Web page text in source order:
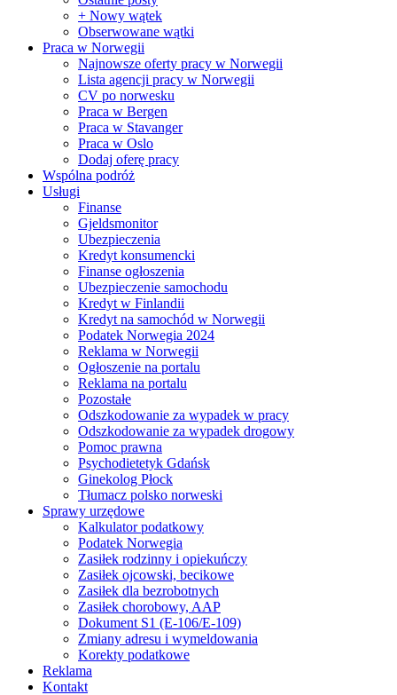
+ Nowy wątek
Obserwowane wątki
Praca w Norwegii
Najnowsze oferty pracy w Norwegii
Lista agencji pracy w Norwegii
CV po norwesku
Praca w Bergen
Praca w Stavanger
Praca w Oslo
Dodaj oferę pracy
Wspólna podróż
Usługi
Finanse
Gjeldsmonitor
Ubezpieczenia
Kredyt konsumencki
Finanse ogłoszenia
Ubezpieczenie samochodu
Kredyt w Finlandii
Kredyt na samochód w Norwegii
Podatek Norwegia 2024
Reklama w Norwegii
Ogłoszenie na portalu
Reklama na portalu
Pozostałe
Odszkodowanie za wypadek w pracy
Odszkodowanie za wypadek drogowy
Pomoc prawna
Psychodietetyk Gdańsk
Ginekolog Płock
Tłumacz polsko norweski
Sprawy urzędowe
Kalkulator podatkowy
Podatek Norwegia
Zasiłek rodzinny i opiekuńczy
Zasiłek ojcowski, becikowe
Zasiłek dla bezrobotnych
Zasiłek chorobowy, AAP
Dokument S1 (E-106/E-109)
Zmiany adresu i wymeldowania
Korekty podatkowe
Reklama
Kontakt